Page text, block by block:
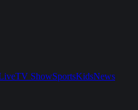
TV ShowSportsKidsNews